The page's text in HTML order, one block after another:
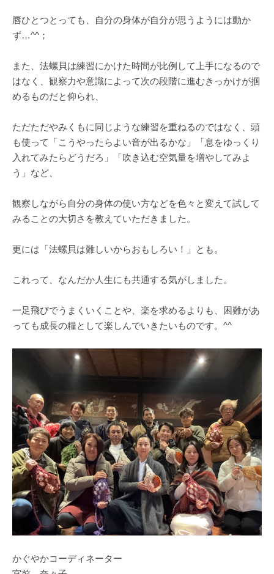
唇ひとつとっても、自分の身体が自分が思うようには動か
ず…^^；
また、法螺貝は練習にかけた時間が比例して上手になるので
はなく、観察力や意識によって次の段階に進むきっかけが掴
めるものだと仰られ、
ただただやみくもに同じような練習を重ねるのではなく、頭
も使って「こうやったらよい音が出るかな」「息をゆっくり
入れてみたらどうだろ」「吹き込む空気量を増やしてみよ
う」など、
観察しながら自分の身体の使い方などを色々と変えて試して
みることの大切さを教えていただきました。
更には「法螺貝は難しいからおもしろい！」とも。
これって、なんだか人生にも共通する気がしました。
一足飛びでうまくいくことや、楽を求めるよりも、困難があ
っても成長の糧として楽しんでいきたいものです。^^
かぐやかコーディネーター